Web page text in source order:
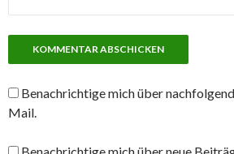
Benachrichtige mich über
Mail.